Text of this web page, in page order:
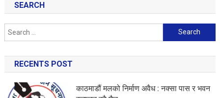
SEARCH
Search
for:
RECENTS POST
काठमाडौं मलको निर्माण अवैध : नक्सा पास र भवन